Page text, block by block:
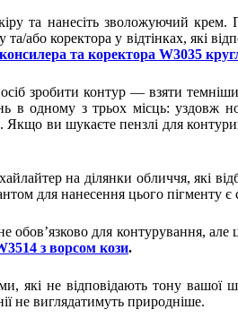
та нанесіть зволожуючий крем.
та/або коректора у відтінках,
та коректора W3035
зробити контур — взяти
в одному з трьох місць: уздовж
ви шукаєте пензлі для
на ділянки обличчя, які
для нанесення цього пігменту
обов’язково для контурування,
з ворсом кози.
які не відповідають тону вашої
не виглядатимуть природніше.